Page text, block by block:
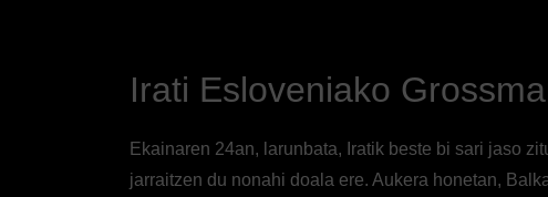
Irati Esloveniako
Ekainaren 24an, larunbata, Iratik beste bi sari jaso
jarraitzen du nonahi doala ere. Aukera honetan,